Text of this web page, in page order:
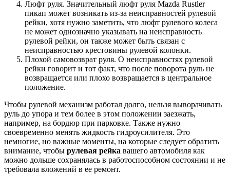
Люфт руля. Значительный люфт руля Mazda Rustler
пикап может возникать из-за неисправностей рулевой
рейки, хотя нужно заметить, что люфт рулевого колеса
не может однозначно указывать на неисправность
рулевой рейки, он также может быть связан с
неисправностью крестовины рулевой колонки.
Плохой самовозврат руля. О неисправностях рулевой
рейки говорит и тот факт, что после поворота руль не
возвращается или плохо возвращается в центральное
положение.
Чтобы рулевой механизм работал долго, нельзя выворачивать
руль до упора и тем более в этом положении заезжать,
например, на бордюр при парковке. Также нужно
своевременно менять жидкость гидроусилителя. Это
немногие, но важные моменты, на которые следует обратить
внимание, чтобы рулевая рейка вашего автомобиля как
можно дольше сохранялась в работоспособном состоянии и не
требовала вложений в ее ремонт.